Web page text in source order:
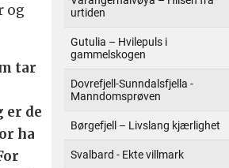
og
tar
er de
ha